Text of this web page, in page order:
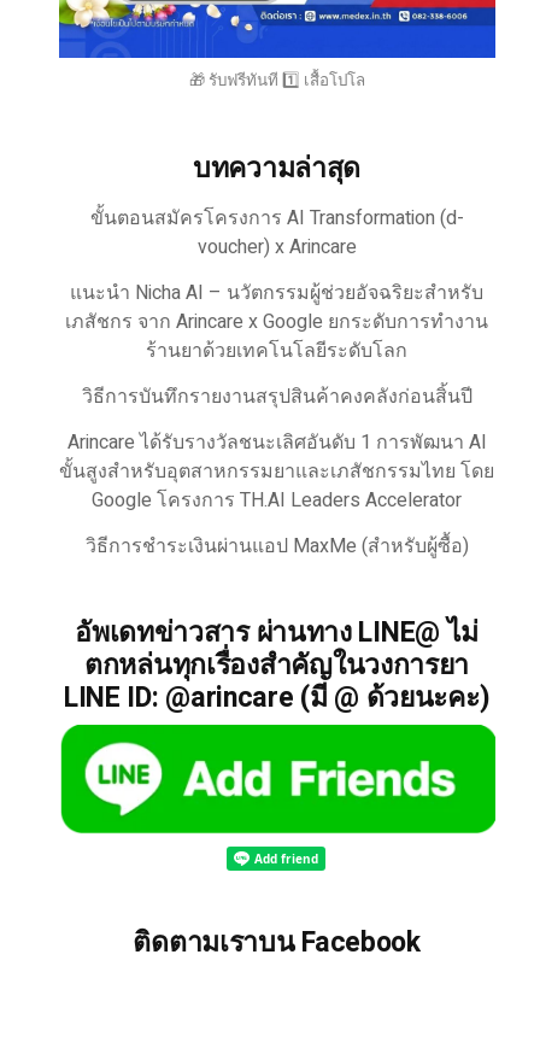
🎁 รับฟรีทันที 1️⃣ เสื้อโปโล
บทความล่าสุด
ขั้นตอนสมัครโครงการ AI Transformation (d-
voucher) x Arincare
แนะนำ Nicha AI – นวัตกรรมผู้ช่วยอัจฉริยะสำหรับ
เภสัชกร จาก Arincare x Google ยกระดับการทำงาน
ร้านยาด้วยเทคโนโลยีระดับโลก
วิธีการบันทึกรายงานสรุปสินค้าคงคลังก่อนสิ้นปี
Arincare ได้รับรางวัลชนะเลิศอันดับ 1 การพัฒนา AI
ขั้นสูงสำหรับอุตสาหกรรมยาและเภสัชกรรมไทย โดย
Google โครงการ TH.AI Leaders Accelerator
วิธีการชำระเงินผ่านแอป MaxMe (สำหรับผู้ซื้อ)
อัพเดทข่าวสาร ผ่านทาง LINE@ ไม่
ตกหล่นทุกเรื่องสำคัญในวงการยา
LINE ID: @arincare (มี @ ด้วยนะคะ)
ติดตามเราบน Facebook